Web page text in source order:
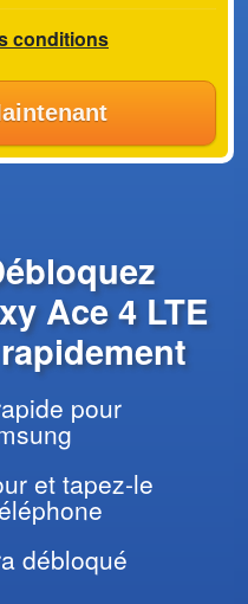
conditions
Ace 4 LTE
pour
et tapez-le
débloqué